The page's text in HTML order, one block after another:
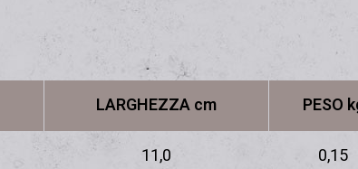
LARGHEZZA cm PESO
11,0 0,15